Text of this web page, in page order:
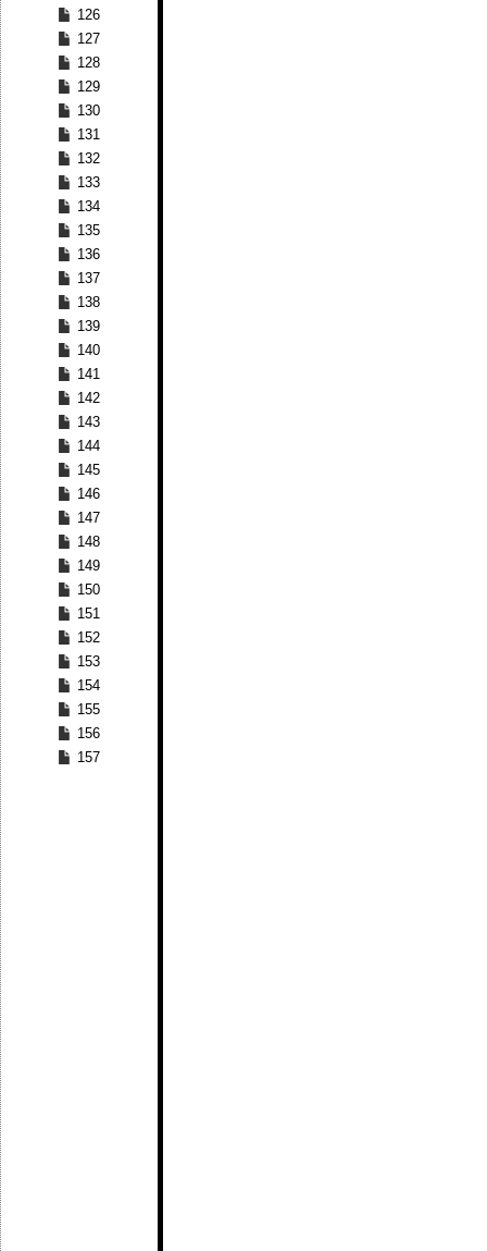
126
127
128
129
130
131
132
133
134
135
136
137
138
139
140
141
142
143
144
145
146
147
148
149
150
151
152
153
154
155
156
157